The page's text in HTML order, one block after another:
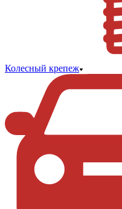
Колесный крепеж